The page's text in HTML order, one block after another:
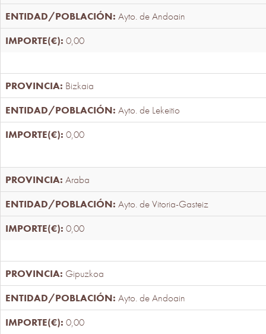
Ayto. de Andoain
0,00
Bizkaia
Ayto. de Lekeitio
0,00
Araba
Ayto. de Vitoria-Gasteiz
0,00
Gipuzkoa
Ayto. de Andoain
0,00